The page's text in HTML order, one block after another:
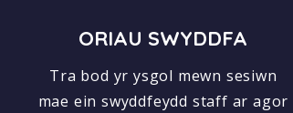
ORIAU SWYDDFA
Tra bod yr ysgol mewn sesiwn
mae ein swyddfeydd staff ar agor